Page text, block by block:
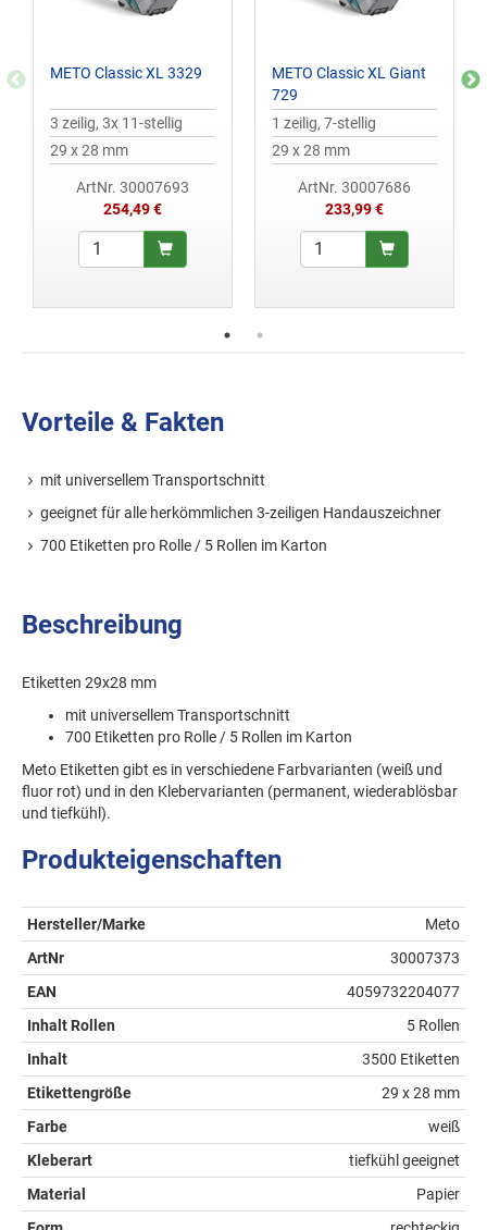
METO Classic XL 3329
3 zeilig, 3x 11-stellig
29 x 28 mm
ArtNr. 30007693
254,49 €
METO Classic XL Giant
729
1 zeilig, 7-stellig
29 x 28 mm
ArtNr. 30007686
233,99 €
Vorteile & Fakten
mit universellem Transportschnitt
geeignet für alle herkömmlichen 3-zeiligen Handauszeichner
700 Etiketten pro Rolle / 5 Rollen im Karton
Beschreibung
Etiketten 29x28 mm
mit universellem Transportschnitt
700 Etiketten pro Rolle / 5 Rollen im Karton
Meto Etiketten gibt es in verschiedene Farbvarianten (weiß und
fluor rot) und in den Klebervarianten (permanent, wiederablösbar
und tiefkühl).
Produkteigenschaften
Hersteller/Marke
Meto
ArtNr
30007373
EAN
4059732204077
Inhalt Rollen
5 Rollen
Inhalt
3500 Etiketten
Etikettengröße
29 x 28 mm
Farbe
weiß
Kleberart
tiefkühl geeignet
Material
Papier